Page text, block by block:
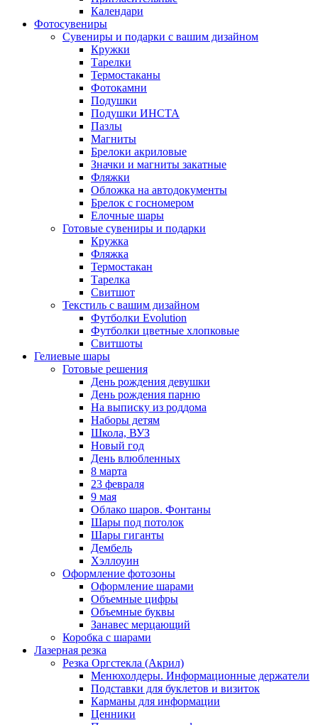
Календари
Фотосувениры
Сувениры и подарки с вашим дизайном
Кружки
Тарелки
Термостаканы
Фотокамни
Подушки
Подушки ИНСТА
Пазлы
Магниты
Брелоки акриловые
Значки и магниты закатные
Фляжки
Обложка на автодокументы
Брелок с госномером
Елочные шары
Готовые сувениры и подарки
Кружка
Фляжка
Термостакан
Тарелка
Свитшот
Текстиль с вашим дизайном
Футболки Evolution
Футболки цветные хлопковые
Свитшоты
Гелиевые шары
Готовые решения
День рождения девушки
День рождения парню
На выписку из роддома
Наборы детям
Школа, ВУЗ
Новый год
День влюбленных
8 марта
23 февраля
9 мая
Облако шаров. Фонтаны
Шары под потолок
Шары гиганты
Дембель
Хэллоуин
Оформление фотозоны
Оформление шарами
Объемные цифры
Объемные буквы
Занавес мерцающий
Коробка с шарами
Лазерная резка
Резка Оргстекла (Акрил)
Менюхолдеры. Информационные держатели
Подставки для буклетов и визиток
Карманы для информации
Ценники